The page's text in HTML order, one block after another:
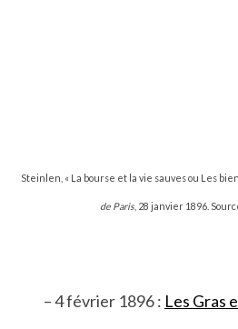
Steinlen, « La bourse et la vie sauves ou Les
de Paris , 28 janvier 1896.
– 4 février 1896 : Les Gras